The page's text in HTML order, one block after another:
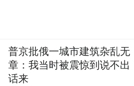
普京批俄一城市建筑杂乱无
章：我当时被震惊到说不出
话来